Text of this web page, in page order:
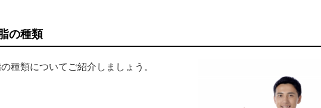
の種類
種類についてご紹介しましょう。